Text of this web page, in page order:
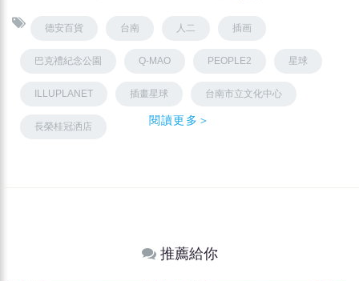
德安百貨 台南 人二 插画
巴克禮紀念公園 Q-MAO PEOPLE2 星球
ILLUPLANET 插畫星球 台南市立文化中心
長榮桂冠洒店 閱讀更多＞
推薦給你